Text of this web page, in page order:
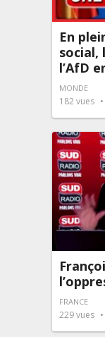
En
social,
l’AfD
MONDE
182vues
FRANCE
229vues